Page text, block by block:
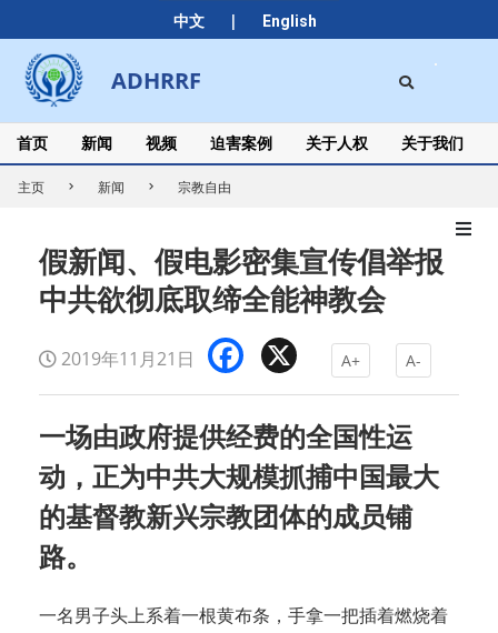
中文 | English
to
content
ADHRRF
Secondary
Navigation
Menu
首页 新闻 视频 迫害案例 关于人权 关于我们
主页 新闻 宗教自由
假新闻、假电影密集宣传倡举报
中共欲彻底取缔全能神教会
2019年11月21日 Facebook A+ A-
一场由政府提供经费的全国性运
动，正为中共大规模抓捕中国最大
的基督教新兴宗教团体的成员铺
路。
一名男子头上系着一根黄布条，手拿一把插着燃烧着